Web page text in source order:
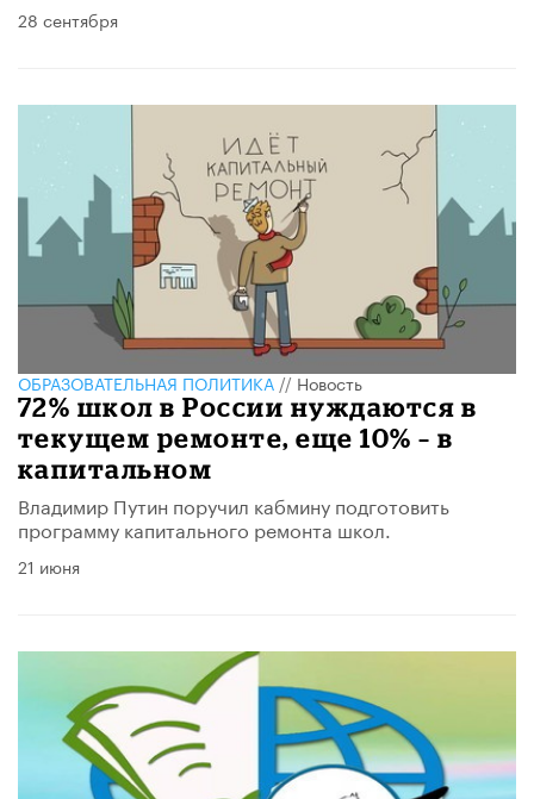
28 сентября
ОБРАЗОВАТЕЛЬНАЯ ПОЛИТИКА//Новость
72% школ в России нуждаются в
текущем ремонте, еще 10% – в
капитальном
Владимир Путин поручил кабмину подготовить
программу капитального ремонта школ.
21 июня